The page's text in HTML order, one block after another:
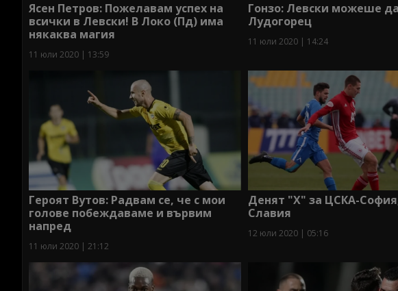
Ясен Петров: Пожелавам успех на
всички в Левски! В Локо (Пд) има
някаква магия
11 юли 2020 | 13:59
Гонзо: Левски можеше
Лудогорец
11 юли 2020 | 14:24
Героят Вутов: Радвам се, че с мои
голове побеждаваме и вървим
напред
11 юли 2020 | 21:12
Денят "Х" за ЦСКА-
Славия
12 юли 2020 | 05:16